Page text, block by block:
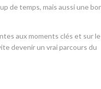
de temps, mais aussi une
aux moments clés et sur
devenir un vrai parcours du